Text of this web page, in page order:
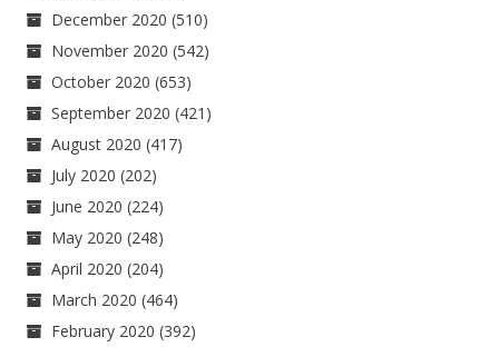
December 2020 (510)
November 2020 (542)
October 2020 (653)
September 2020 (421)
August 2020 (417)
July 2020 (202)
June 2020 (224)
May 2020 (248)
April 2020 (204)
March 2020 (464)
February 2020 (392)